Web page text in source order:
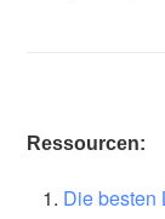
Ressourcen:
Die besten